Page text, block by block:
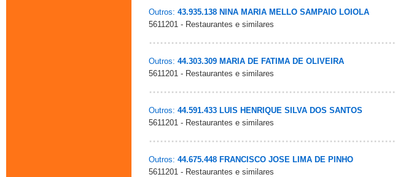
Outros: 43.935.138 NINA MARIA MELLO SAMPAIO LOIOLA
5611201 - Restaurantes e similares
Outros: 44.303.309 MARIA DE FATIMA DE OLIVEIRA
5611201 - Restaurantes e similares
Outros: 44.591.433 LUIS HENRIQUE SILVA DOS SANTOS
5611201 - Restaurantes e similares
Outros: 44.675.448 FRANCISCO JOSE LIMA DE PINHO
5611201 - Restaurantes e similares